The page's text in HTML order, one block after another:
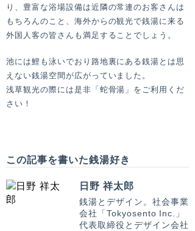
り、豊富な浴場設備は近隣の常連のお客さんは
もちろんのこと、海外からの観光で銭湯に来る
外国人客の皆さんも満足することでしょう。
池には鯉も泳いでおり路地裏にある銭湯とは思
えない銭湯空間が広がっていました。
浅草観光の際には是非「蛇骨湯」をご利用くだ
さい！
この記事を書いた銭湯好き
日野 祥太郎
銭湯とデザイン。社会事業
会社「Tokyosento Inc.」
代表取締役とデザイン会社